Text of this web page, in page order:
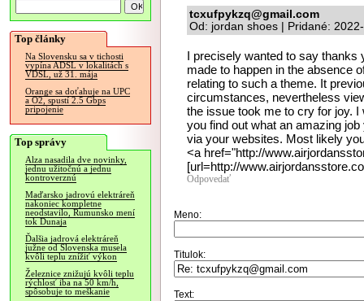
Top články
Na Slovensku sa v tichosti
vypína ADSL v lokalitách s
VDSL, už 31. mája
Orange sa doťahuje na UPC
a O2, spustí 2.5 Gbps
pripojenie
Top správy
Alza nasadila dve novinky,
jednu užitočnú a jednu
kontroverznú
Maďarsko jadrovú elektráreň
nakoniec kompletne
neodstavilo, Rumunsko mení
tok Dunaja
Ďalšia jadrová elektráreň
južne od Slovenska musela
kvôli teplu znížiť výkon
Železnice znižujú kvôli teplu
rýchlosť iba na 50 km/h,
spôsobuje to meškanie
tcxufpykzq@gmail.com
Od: jordan shoes | Pridané:
I precisely wanted to say thanks
made to happen in the absence
relating to such a theme. It
circumstances, nevertheless
the issue took me to cry for joy.
you find out what an amazing
via your websites. Most likely
<a href="http://
[url=http://
Odpovedať
Meno:
Titulok:
Text: